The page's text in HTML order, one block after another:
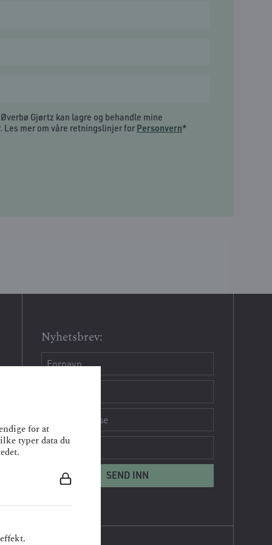
Gjørtz kan lagre og behandle mine
Les mer om våre retningslinjer forPersonvern*
Nyhetsbrev:
for at
typer data du